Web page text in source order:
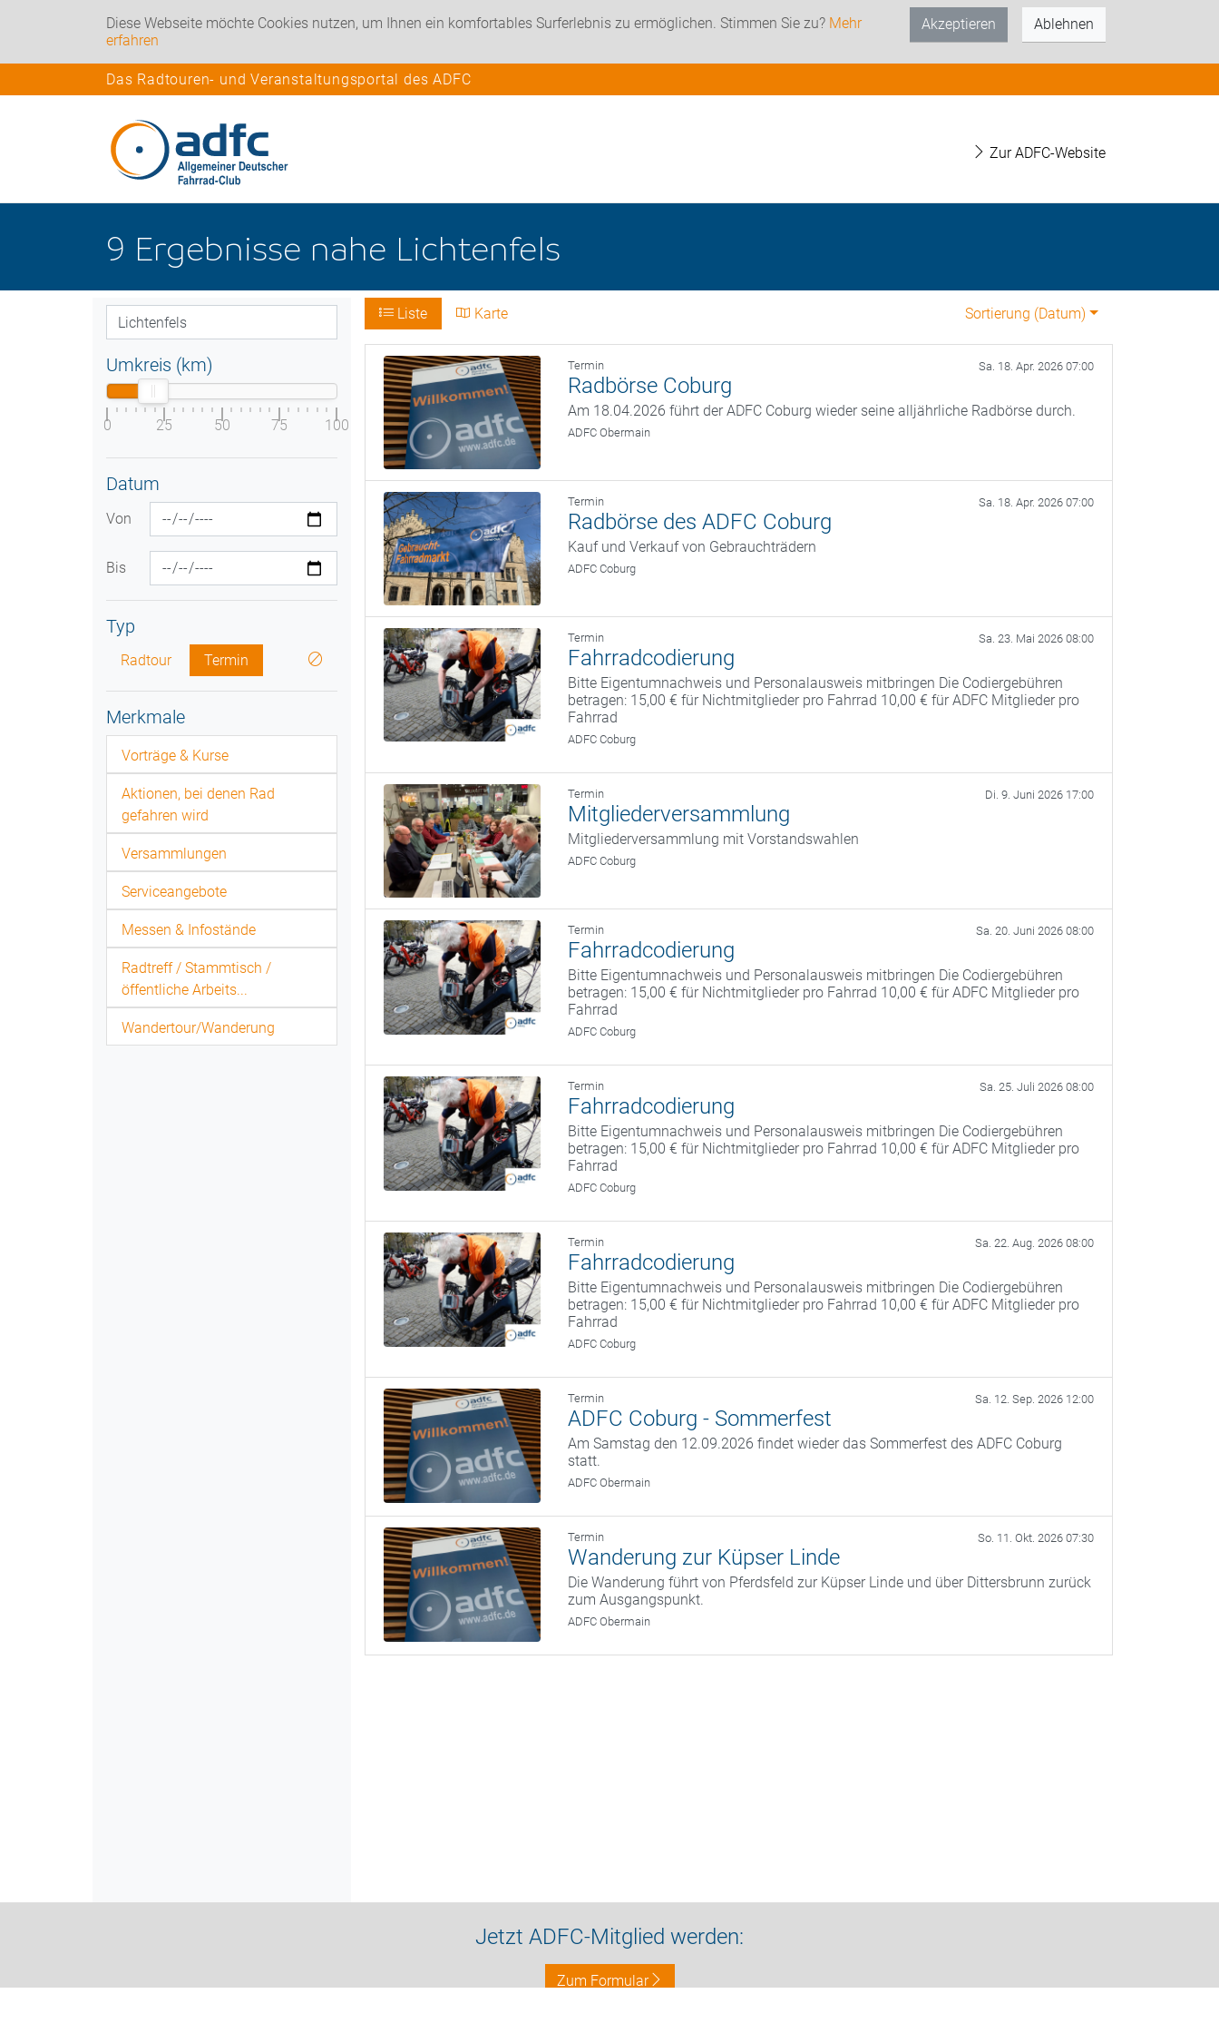
Diese Webseite möchte Cookies nutzen, um Ihnen ein komfortables Surferlebnis zu ermöglichen. Stimmen Sie zu? Mehr
erfahren
Akzeptieren Ablehnen
Das Radtouren- und Veranstaltungsportal des ADFC
Zur ADFC-Website
9 Ergebnisse nahe Lichtenfels
Umkreis (km)
0 25 50 75 100
Datum
Von
Bis
Typ
Radtour Termin
Merkmale
Vorträge & Kurse
Aktionen, bei denen Rad
gefahren wird
Versammlungen
Serviceangebote
Messen & Infostände
Radtreff / Stammtisch /
öffentliche Arbeits...
Wandertour/Wanderung
Liste Karte Sortierung (Datum)
Termin Sa. 18. Apr. 2026 07:00
Radbörse Coburg
Am 18.04.2026 führt der ADFC Coburg wieder seine alljährliche Radbörse durch.
ADFC Obermain
Termin Sa. 18. Apr. 2026 07:00
Radbörse des ADFC Coburg
Kauf und Verkauf von Gebrauchträdern
ADFC Coburg
Termin Sa. 23. Mai 2026 08:00
Fahrradcodierung
Bitte Eigentumnachweis und Personalausweis mitbringen Die Codiergebühren
betragen: 15,00 € für Nichtmitglieder pro Fahrrad 10,00 € für ADFC Mitglieder pro
Fahrrad
ADFC Coburg
Termin Di. 9. Juni 2026 17:00
Mitgliederversammlung
Mitgliederversammlung mit Vorstandswahlen
ADFC Coburg
Termin Sa. 20. Juni 2026 08:00
Fahrradcodierung
Bitte Eigentumnachweis und Personalausweis mitbringen Die Codiergebühren
betragen: 15,00 € für Nichtmitglieder pro Fahrrad 10,00 € für ADFC Mitglieder pro
Fahrrad
ADFC Coburg
Termin Sa. 25. Juli 2026 08:00
Fahrradcodierung
Bitte Eigentumnachweis und Personalausweis mitbringen Die Codiergebühren
betragen: 15,00 € für Nichtmitglieder pro Fahrrad 10,00 € für ADFC Mitglieder pro
Fahrrad
ADFC Coburg
Termin Sa. 22. Aug. 2026 08:00
Fahrradcodierung
Bitte Eigentumnachweis und Personalausweis mitbringen Die Codiergebühren
betragen: 15,00 € für Nichtmitglieder pro Fahrrad 10,00 € für ADFC Mitglieder pro
Fahrrad
ADFC Coburg
Termin Sa. 12. Sep. 2026 12:00
ADFC Coburg - Sommerfest
Am Samstag den 12.09.2026 findet wieder das Sommerfest des ADFC Coburg
statt.
ADFC Obermain
Termin So. 11. Okt. 2026 07:30
Wanderung zur Küpser Linde
Die Wanderung führt von Pferdsfeld zur Küpser Linde und über Dittersbrunn zurück
zum Ausgangspunkt.
ADFC Obermain
Jetzt ADFC-Mitglied werden:
Zum Formular